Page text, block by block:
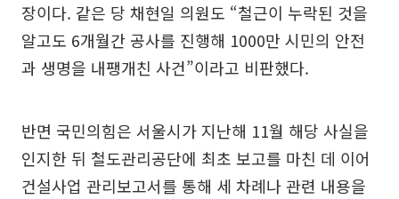
장이다. 같은 당 채현일 의원도 “철근이 누락된 것을
알고도 6개월간 공사를 진행해 1000만 시민의 안전
과 생명을 내팽개친 사건”이라고 비판했다.
반면 국민의힘은 서울시가 지난해 11월 해당 사실을
인지한 뒤 철도관리공단에 최초 보고를 마친 데 이어
건설사업 관리보고서를 통해 세 차례나 관련 내용을